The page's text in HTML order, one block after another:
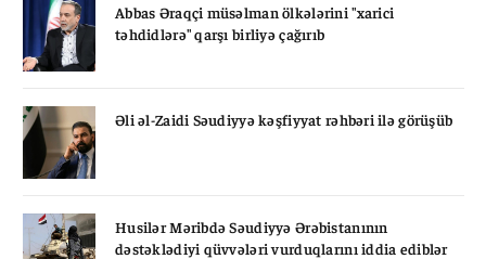
Abbas Əraqçi müsəlman ölkələrini "xarici
təhdidlərə" qarşı birliyə çağırıb
Əli əl-Zaidi Səudiyyə kəşfiyyat rəhbəri ilə görüşüb
Husilər Məribdə Səudiyyə Ərəbistanının
dəstəklədiyi qüvvələri vurduqlarını iddia ediblər